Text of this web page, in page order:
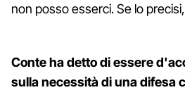
non posso esserci. Se lo
Conte ha detto di essere
sulla necessità di una difesa